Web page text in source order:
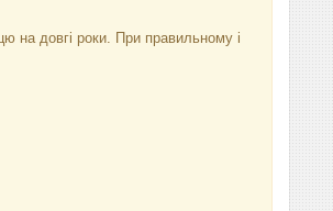
на довгі роки. При правильному і